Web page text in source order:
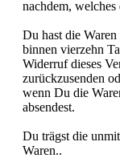
nachdem,
Du hast die
binnen vierzehn
Widerruf dieses
zurückzusenden
wenn Du die
absendest.
Du trägst die
Waren..